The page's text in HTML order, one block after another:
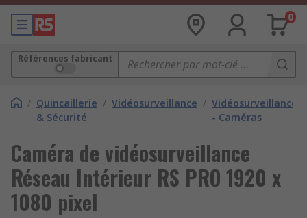
0
Références fabricant
/ Quincaillerie
& Sécurité
/ Vidéosurveillance / Vidéosurveillance
- Caméras
Caméra de vidéosurveillance
Réseau Intérieur RS PRO 1920 x
1080 pixel